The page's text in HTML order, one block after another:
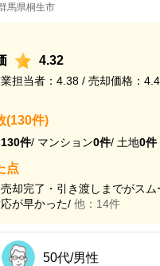
馬県桐生市
4.32
担当者：4.38 / 売却価格：
(130件)
130件/ マンション0件/ 土地0件
点
却完了・引き渡しまでがス
が早かった/ 他：14件
50代/男性